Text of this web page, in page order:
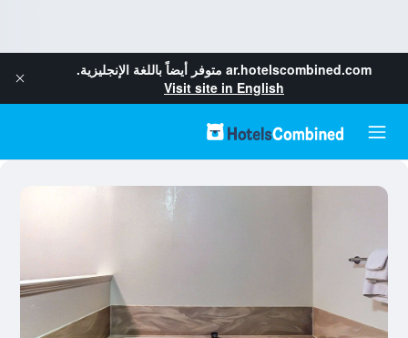
ar.hotelscombined.com متوفر أيضاً باللغة الإنجليزية.
Visit site in English